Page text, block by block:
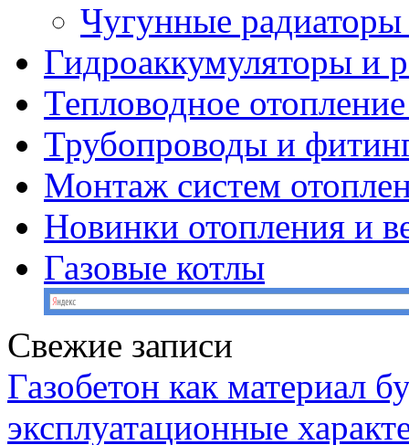
Чугунные
Гидроаккумуляторы и
Тепловодное
Трубопроводы и
Монтаж систем
Новинки отопления и
Газовые котлы
Свежие записи
Газобетон как материал
эксплуатационные